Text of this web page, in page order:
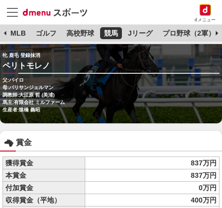
dメニュー
MLB ゴルフ 高校野球 競馬 Jリーグ プロ野球（2軍）
牝 鹿毛 登録抹消
ペリトモレノ
父:パイロ
母:パリサンジェルマン
調教師:大江原 哲 (美浦)
馬主:有限会社 ミルファーム
生産者:猿橋 義昭
賞金
獲得賞金
837万円
本賞金
837万円
付加賞金
0万円
収得賞金（平地）
400万円